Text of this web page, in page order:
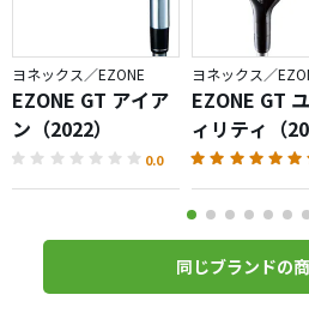
ヨネックス／EZONE
EZONE GT アイア
ン（2022）
0.0
ヨネックス／
EZONE GT
ィリティ（
同じブランドの